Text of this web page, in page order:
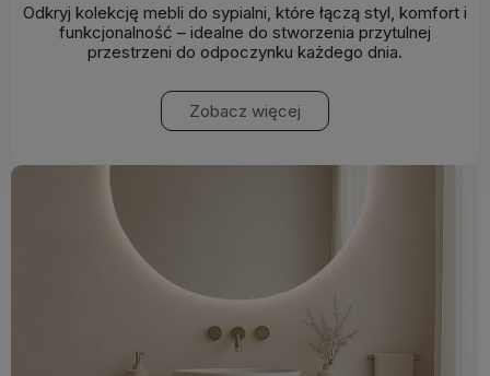
Odkryj kolekcję mebli do sypialni, które łączą styl, komfort i
funkcjonalność – idealne do stworzenia przytulnej
przestrzeni do odpoczynku każdego dnia.
Zobacz więcej